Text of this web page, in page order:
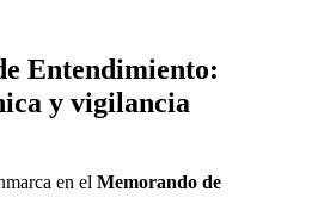
Entendimiento:
y vigilancia
en el Memorando de